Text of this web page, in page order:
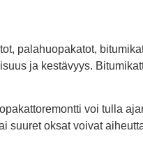
palahuopakatot,
ja kestävyys.
voi tulla
suuret oksat voivat